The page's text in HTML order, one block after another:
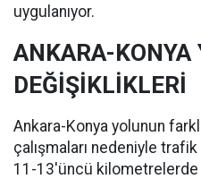
uygulanıyor.
ANKARA-KONYA
DEĞİŞİKLİKLERİ
Ankara-Konya yolunun
çalışmaları nedeniyle
11-13'üncü kilometrelerde